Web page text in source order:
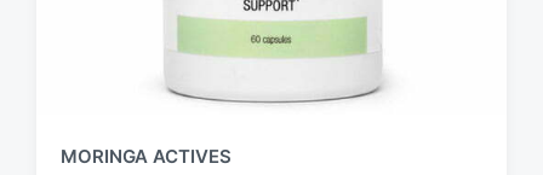
MORINGA ACTIVES